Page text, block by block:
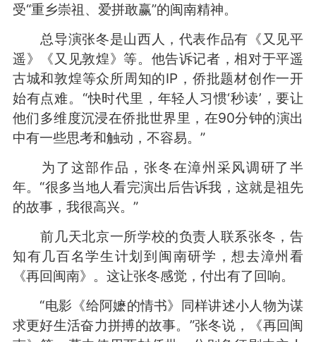
受“重乡崇祖、爱拼敢赢”的闽南精神。
总导演张冬是山西人，代表作品有《又见平
遥》《又见敦煌》等。他告诉记者，相对于平遥
古城和敦煌等众所周知的IP，侨批题材创作一开
始有点难。“快时代里，年轻人习惯‘秒读’，要让
他们多维度沉浸在侨批世界里，在90分钟的演出
中有一些思考和触动，不容易。”
为了这部作品，张冬在漳州采风调研了半
年。“很多当地人看完演出后告诉我，这就是祖先
的故事，我很高兴。”
前几天北京一所学校的负责人联系张冬，告
知有几百名学生计划到闽南研学，想去漳州看
《再回闽南》。这让张冬感觉，付出有了回响。
“电影《给阿嬷的情书》同样讲述小人物为谋
求更好生活奋力拼搏的故事。”张冬说，《再回闽